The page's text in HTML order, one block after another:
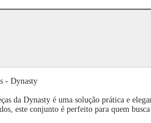
- Dynasty
da Dynasty é uma solução prática e
este conjunto é perfeito para quem